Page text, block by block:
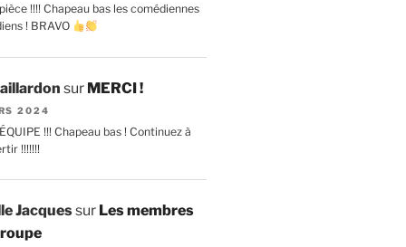
!!!! Chapeau bas les comédiennes
! BRAVO
sur MERCI !
2024
!!! Chapeau bas ! Continuez à
!!!!!!!
Jacquessur Les membres